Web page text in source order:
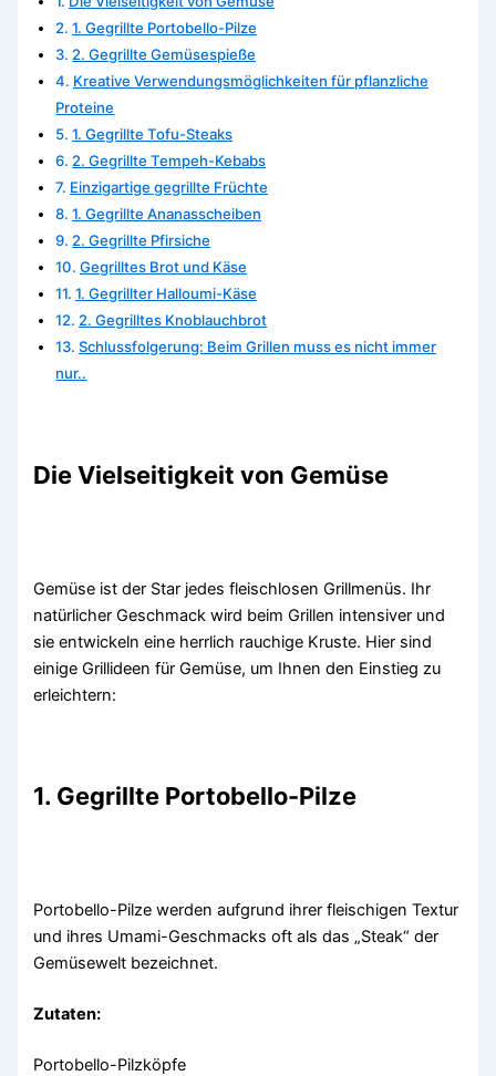
1. Gegrillte Portobello-Pilze
2. Gegrillte Gemüsespieße
Kreative Verwendungsmöglichkeiten für pflanzliche
Proteine
1. Gegrillte Tofu-Steaks
2. Gegrillte Tempeh-Kebabs
Einzigartige gegrillte Früchte
1. Gegrillte Ananasscheiben
2. Gegrillte Pfirsiche
Gegrilltes Brot und Käse
1. Gegrillter Halloumi-Käse
2. Gegrilltes Knoblauchbrot
Schlussfolgerung: Beim Grillen muss es nicht immer
nur..
Die Vielseitigkeit von Gemüse
Gemüse ist der Star jedes fleischlosen Grillmenüs. Ihr
natürlicher Geschmack wird beim Grillen intensiver und
sie entwickeln eine herrlich rauchige Kruste. Hier sind
einige Grillideen für Gemüse, um Ihnen den Einstieg zu
erleichtern:
1. Gegrillte Portobello-Pilze
Portobello-Pilze werden aufgrund ihrer fleischigen Textur
und ihres Umami-Geschmacks oft als das „Steak“ der
Gemüsewelt bezeichnet.
Zutaten:
Portobello-Pilzköpfe